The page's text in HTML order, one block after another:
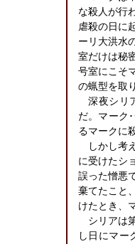
な殺人が行
虐殺の日に
ーリ大洪水
室だけは秘
号室にこそ
の蝋型を取
深夜シリ
だ。マーク
るマークに
しかし考
に受けたシ
誤った憎悪
棄てたこと
けたとき、
シリアは
し日にマー